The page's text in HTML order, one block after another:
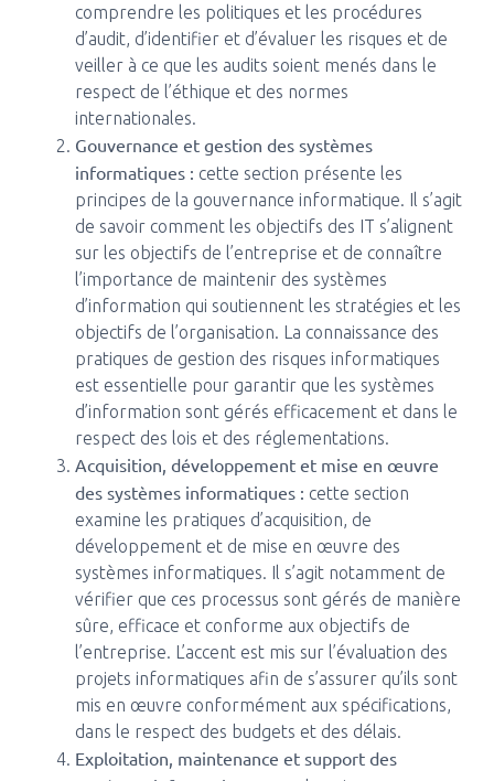
comprendre les politiques et les procédures
d’audit, d’identifier et d’évaluer les risques et de
veiller à ce que les audits soient menés dans le
respect de l’éthique et des normes
internationales.
Gouvernance et gestion des systèmes
informatiques : cette section présente les
principes de la gouvernance informatique. Il s’agit
de savoir comment les objectifs des IT s’alignent
sur les objectifs de l’entreprise et de connaître
l’importance de maintenir des systèmes
d’information qui soutiennent les stratégies et les
objectifs de l’organisation. La connaissance des
pratiques de gestion des risques informatiques
est essentielle pour garantir que les systèmes
d’information sont gérés efficacement et dans le
respect des lois et des réglementations.
Acquisition, développement et mise en œuvre
des systèmes informatiques : cette section
examine les pratiques d’acquisition, de
développement et de mise en œuvre des
systèmes informatiques. Il s’agit notamment de
vérifier que ces processus sont gérés de manière
sûre, efficace et conforme aux objectifs de
l’entreprise. L’accent est mis sur l’évaluation des
projets informatiques afin de s’assurer qu’ils sont
mis en œuvre conformément aux spécifications,
dans le respect des budgets et des délais.
Exploitation, maintenance et support des